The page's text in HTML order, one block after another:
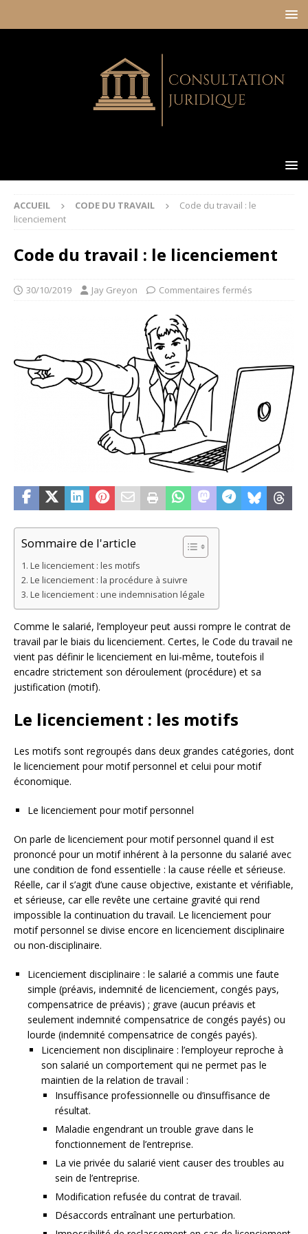
ACCUEIL CODE DU TRAVAIL
Code du travail : le
licenciement
Code du travail : le licenciement
30/10/2019 Jay Greyon Commentaires fermés
Sommaire de l'article
Le licenciement : les motifs
Le licenciement : la procédure à suivre
Le licenciement : une indemnisation légale
Comme le salarié, l’employeur peut aussi rompre le contrat de
travail par le biais du licenciement. Certes, le Code du travail ne
vient pas définir le licenciement en lui-même, toutefois il
encadre strictement son déroulement (procédure) et sa
justification (motif).
Le licenciement : les motifs
Les motifs sont regroupés dans deux grandes catégories, dont
le licenciement pour motif personnel et celui pour motif
économique.
Le licenciement pour motif personnel
On parle de licenciement pour motif personnel quand il est
prononcé pour un motif inhérent à la personne du salarié avec
une condition de fond essentielle : la cause réelle et sérieuse.
Réelle, car il s’agit d’une cause objective, existante et vérifiable,
et sérieuse, car elle revête une certaine gravité qui rend
impossible la continuation du travail. Le licenciement pour
motif personnel se divise encore en licenciement disciplinaire
ou non-disciplinaire.
Licenciement disciplinaire : le salarié a commis une faute
simple (préavis, indemnité de licenciement, congés pays,
compensatrice de préavis) ; grave (aucun préavis et
seulement indemnité compensatrice de congés payés) ou
lourde (indemnité compensatrice de congés payés).
Licenciement non disciplinaire : l’employeur reproche à
son salarié un comportement qui ne permet pas le
maintien de la relation de travail :
Insuffisance professionnelle ou d’insuffisance de
résultat.
Maladie engendrant un trouble grave dans le
fonctionnement de l’entreprise.
La vie privée du salarié vient causer des troubles au
sein de l’entreprise.
Modification refusée du contrat de travail.
Désaccords entraînant une perturbation.